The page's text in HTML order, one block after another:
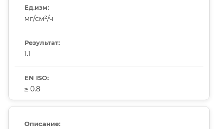
мг/см²/ч
1.1
≥ 0.8